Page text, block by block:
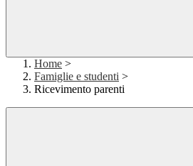
Home >
Famiglie e studenti >
Ricevimento parenti